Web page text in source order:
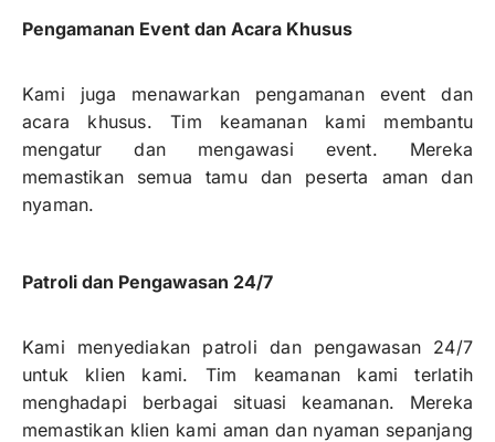
Pengamanan Event dan Acara Khusus
Kami juga menawarkan pengamanan event dan
acara khusus. Tim keamanan kami membantu
mengatur dan mengawasi event. Mereka
memastikan semua tamu dan peserta aman dan
nyaman.
Patroli dan Pengawasan 24/7
Kami menyediakan patroli dan pengawasan 24/7
untuk klien kami. Tim keamanan kami terlatih
menghadapi berbagai situasi keamanan. Mereka
memastikan klien kami aman dan nyaman sepanjang